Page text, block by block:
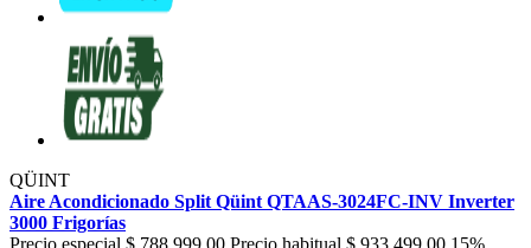
QÜINT
Aire Acondicionado Split Qüint QTAAS-3024FC-INV Inverter
3000 Frigorías
Precio especial $ 788.999,00 Precio habitual $ 933.499,00 15%